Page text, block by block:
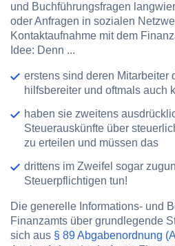
und Buchführungsfragen
oder Anfragen in sozialen
Kontaktaufnahme mit dem
Idee: Denn ...
erstens sind deren Mitarbeiter
hilfsbereiter und oftmals auch
haben sie zweitens
Steuerauskünfte über
zu erteilen und müssen das
drittens im Zweifel sogar
Steuerpflichtigen tun!
Die generelle Informations- und
Finanzamts über grundlegende
sich aus § 89 Abgabenordnung